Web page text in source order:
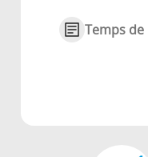
Temps